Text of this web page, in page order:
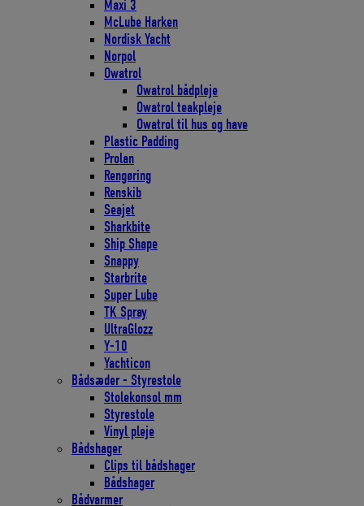
Maxi 3
McLube Harken
Nordisk Yacht
Norpol
Owatrol
Owatrol bådpleje
Owatrol teakpleje
Owatrol til hus og have
Plastic Padding
Prolan
Rengøring
Renskib
Seajet
Sharkbite
Ship Shape
Snappy
Starbrite
Super Lube
TK Spray
UltraGlozz
Y-10
Yachticon
Bådsæder - Styrestole
Stolekonsol mm
Styrestole
Vinyl pleje
Bådshager
Clips til bådshager
Bådshager
Bådvarmer